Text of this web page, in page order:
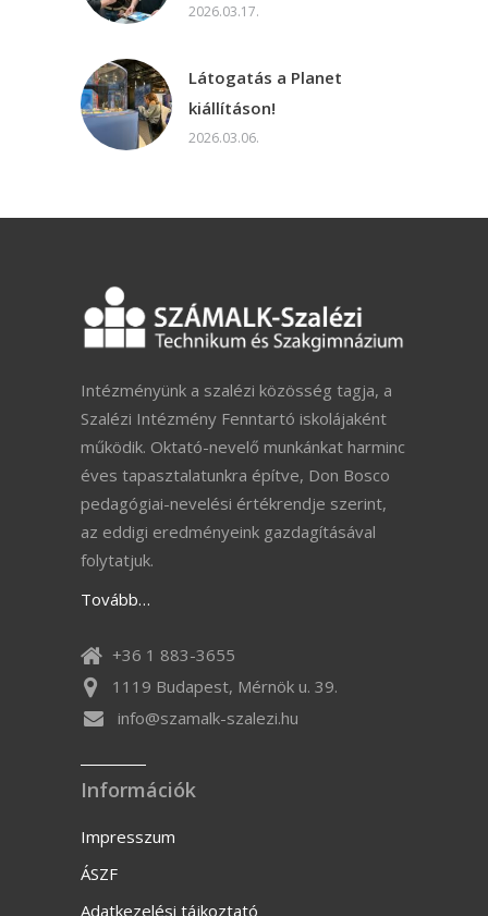
2026.03.17.
Látogatás a Planet
kiállításon!
2026.03.06.
Intézményünk a szalézi közösség tagja, a
Szalézi Intézmény Fenntartó iskolájaként
működik. Oktató-nevelő munkánkat harminc
éves tapasztalatunkra építve, Don Bosco
pedagógiai-nevelési értékrendje szerint,
az eddigi eredményeink gazdagításával
folytatjuk.
Tovább…
+36 1 883-3655
1119 Budapest, Mérnök u. 39.
info@szamalk-szalezi.hu
Információk
Impresszum
ÁSZF
Adatkezelési tájkoztató